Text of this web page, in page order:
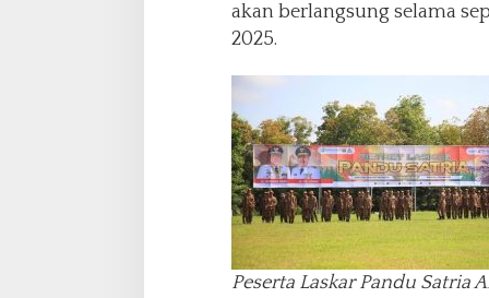
akan berlangsung selama
2025.
Peserta Laskar Pandu Satria